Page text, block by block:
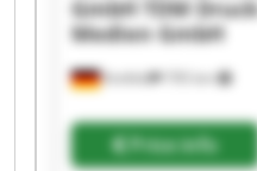
Krefeld 795 km
GmbH TDM
Medien GmbH
Price info